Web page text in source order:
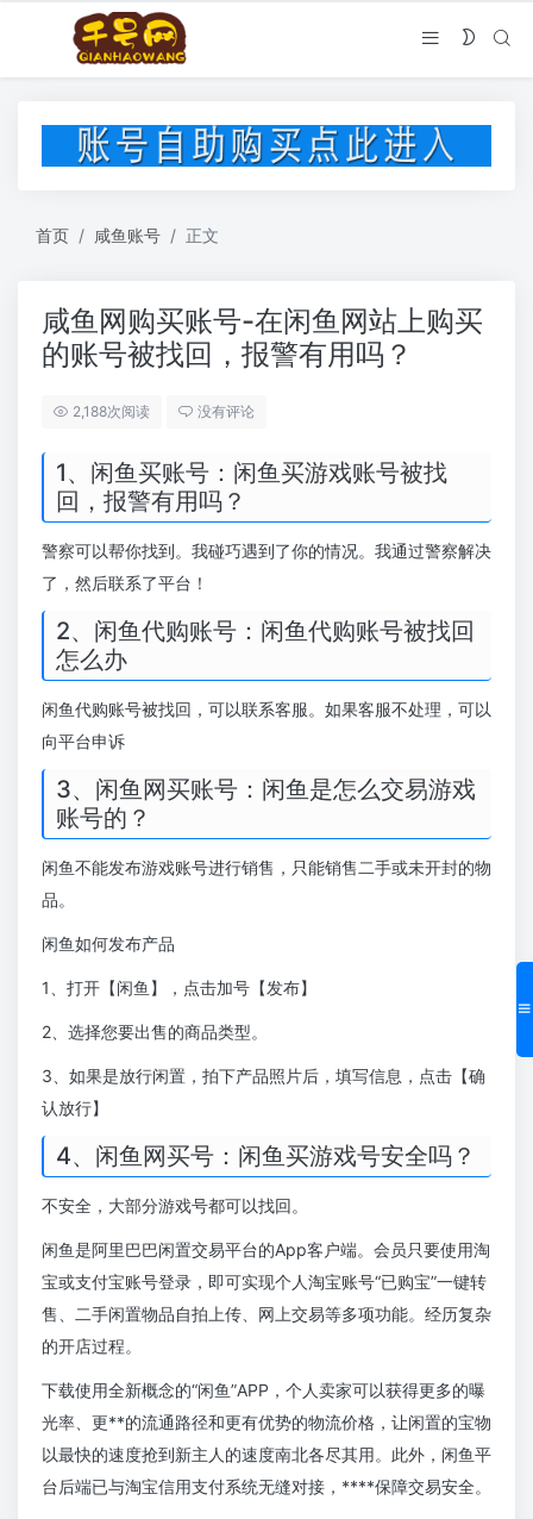
首页 咸鱼账号 正文
咸鱼网购买账号-在闲鱼网站上购买
的账号被找回，报警有用吗？
2,188次阅读 没有评论
1、闲鱼买账号：闲鱼买游戏账号被找
回，报警有用吗？
警察可以帮你找到。我碰巧遇到了你的情况。我通过警察解决
了，然后联系了平台！
2、闲鱼代购账号：闲鱼代购账号被找回
怎么办
闲鱼代购账号被找回，可以联系客服。如果客服不处理，可以
向平台申诉
3、闲鱼网买账号：闲鱼是怎么交易游戏
账号的？
闲鱼不能发布游戏账号进行销售，只能销售二手或未开封的物
品。
闲鱼如何发布产品
1、打开【闲鱼】，点击加号【发布】
2、选择您要出售的商品类型。
3、如果是放行闲置，拍下产品照片后，填写信息，点击【确
认放行】
4、闲鱼网买号：闲鱼买游戏号安全吗？
不安全，大部分游戏号都可以找回。
闲鱼是阿里巴巴闲置交易平台的App客户端。会员只要使用淘
宝或支付宝账号登录，即可实现个人淘宝账号“已购宝”一键转
售、二手闲置物品自拍上传、网上交易等多项功能。经历复杂
的开店过程。
下载使用全新概念的“闲鱼”APP，个人卖家可以获得更多的曝
光率、更**的流通路径和更有优势的物流价格，让闲置的宝物
以最快的速度抢到新主人的速度南北各尽其用。此外，闲鱼平
台后端已与淘宝信用支付系统无缝对接，****保障交易安全。